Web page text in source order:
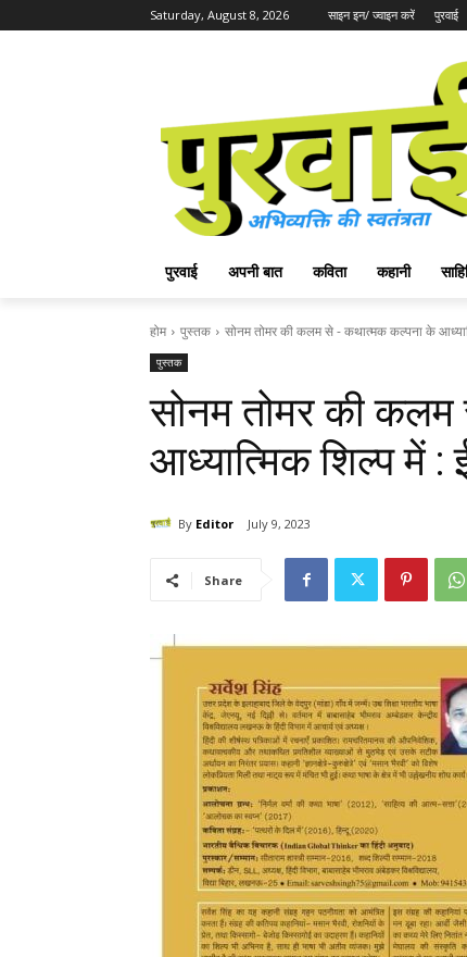
Saturday, August 8, 2026 साइन इन/ ज्वाइन करें पुरवाई
पुरवाई अपनी बात कविता कहानी
होम पुस्तक सोनम तोमर की कलम से - कथात्मक कल्पना के
पुस्तक
सोनम तोमर की
आध्यात्मिक शिल्प में
By Editor July 9, 2023
Share